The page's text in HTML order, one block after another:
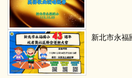
新北市永福